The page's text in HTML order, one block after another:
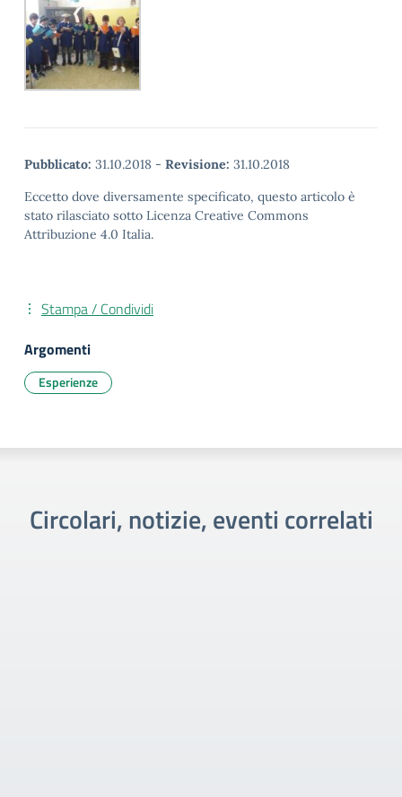
Pubblicato: 31.10.2018 - Revisione: 31.10.2018
Eccetto dove diversamente specificato, questo articolo è
stato rilasciato sotto Licenza Creative Commons
Attribuzione 4.0 Italia.
Stampa / Condividi
Argomenti
Esperienze
Circolari, notizie, eventi correlati